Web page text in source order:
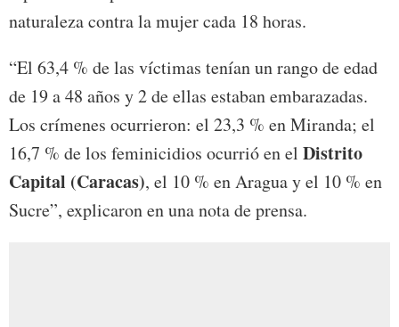
naturaleza contra la mujer cada 18 horas.
“El 63,4 % de las víctimas tenían un rango de edad
de 19 a 48 años y 2 de ellas estaban embarazadas.
Los crímenes ocurrieron: el 23,3 % en Miranda; el
16,7 % de los feminicidios ocurrió en el Distrito
Capital (Caracas), el 10 % en Aragua y el 10 % en
Sucre”, explicaron en una nota de prensa.